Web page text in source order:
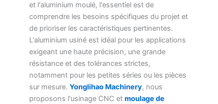
et l'aluminium moulé, l'essentiel est de
comprendre les besoins spécifiques du projet et
de prioriser les caractéristiques pertinentes.
L'aluminium usiné est idéal pour les applications
exigeant une haute précision, une grande
résistance et des tolérances strictes,
notamment pour les petites séries ou les pièces
sur mesure. Yonglihao Machinery, nous
proposons l'usinage CNC et moulage de